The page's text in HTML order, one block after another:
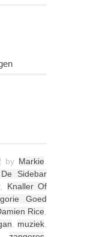
by Markie
Sidebar
, Knaller Of
Goed
Rice
muziek